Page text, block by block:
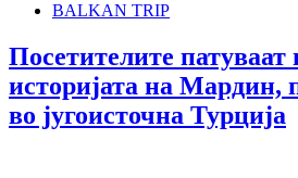
BALKAN TRIP
Посетителите патуваат
историјата на Мардин,
во југоисточна Турција